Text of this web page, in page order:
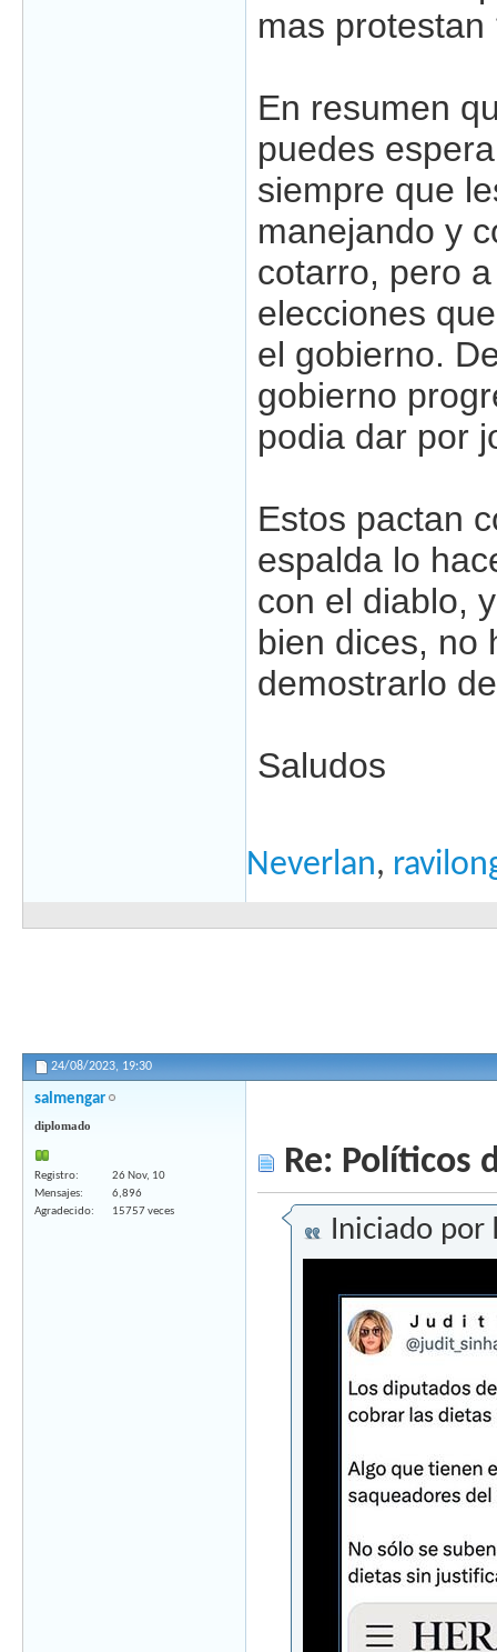
mas protestan
En resumen
puedes
siempre que
manejando y
cotarro, pero
elecciones
el gobierno.
gobierno
podia dar por
Estos pactan
espalda lo
con el diablo,
bien dices, no
demostrarlo
Saludos
Neverlan,
24/08/2023, 19:30
salmengar
diplomado
Registro
26 Nov, 10
Mensajes
6,896
Agradecido
15757 veces
Re: Políticos
Iniciado por